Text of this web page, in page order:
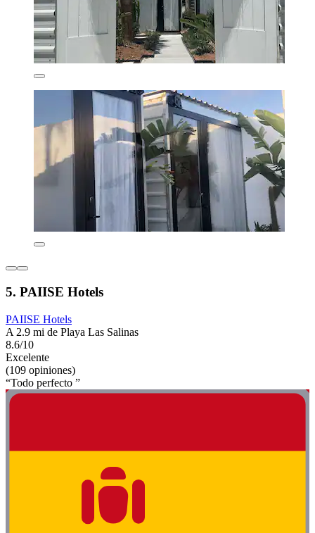
5. PAIISE Hotels
PAIISE Hotels
A 2.9 mi de Playa Las Salinas
8.6/10
Excelente
(109 opiniones)
“Todo perfecto ”